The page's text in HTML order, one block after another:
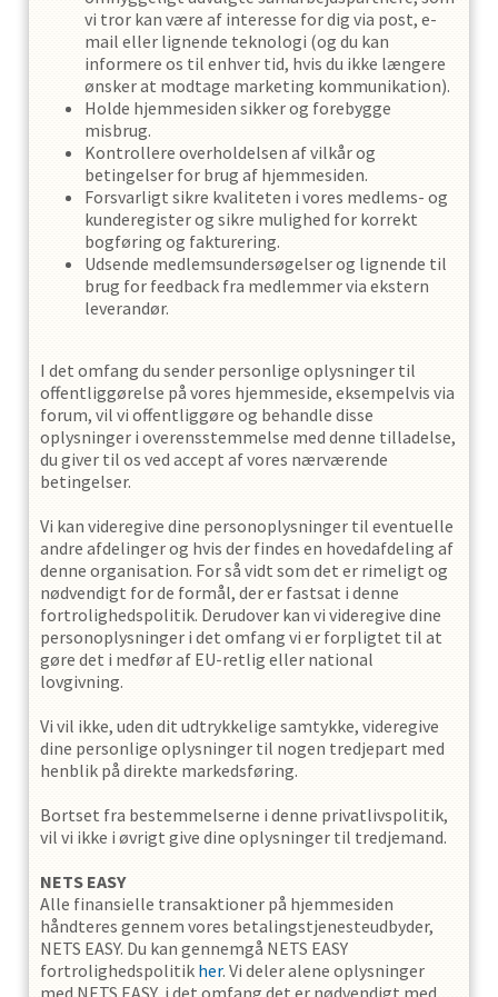
vi tror kan være af interesse for dig via post, e-
mail eller lignende teknologi (og du kan
informere os til enhver tid, hvis du ikke længere
ønsker at modtage marketing kommunikation).
Holde hjemmesiden sikker og forebygge
misbrug.
Kontrollere overholdelsen af ​​vilkår og
betingelser for brug af hjemmesiden.
Forsvarligt sikre kvaliteten i vores medlems- og
kunderegister og sikre mulighed for korrekt
bogføring og fakturering.
Udsende medlemsundersøgelser og lignende til
brug for feedback fra medlemmer via ekstern
leverandør.
I det omfang du sender personlige oplysninger til
offentliggørelse på vores hjemmeside, eksempelvis via
forum, vil vi offentliggøre og behandle disse
oplysninger i overensstemmelse med denne tilladelse,
du giver til os ved accept af vores nærværende
betingelser.
Vi kan videregive dine personoplysninger til eventuelle
andre afdelinger og hvis der findes en hovedafdeling af
denne organisation. For så vidt som det er rimeligt og
nødvendigt for de formål, der er fastsat i denne
fortrolighedspolitik. Derudover kan vi videregive dine
personoplysninger i det omfang vi er forpligtet til at
gøre det i medfør af EU-retlig eller national
lovgivning.
Vi vil ikke, uden dit udtrykkelige samtykke, videregive
dine personlige oplysninger til nogen tredjepart med
henblik på direkte markedsføring.
Bortset fra bestemmelserne i denne privatlivspolitik,
vil vi ikke i øvrigt give dine oplysninger til tredjemand.
NETS EASY
Alle finansielle transaktioner på hjemmesiden
håndteres gennem vores betalingstjenesteudbyder,
NETS EASY. Du kan gennemgå NETS EASY
fortrolighedspolitik her. Vi deler alene oplysninger